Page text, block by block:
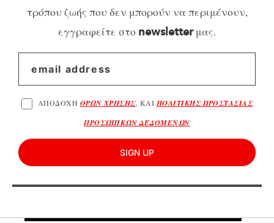
τρόπου ζωής που δεν μπορούν να περιμένουν,
εγγραφείτε στο newsletterμας.
ΑΠΟΔΟΧΗ ΟΡΩΝ ΧΡΗΣΗΣ, ΚΑΙ ΠΟΛΙΤΙΚΗΣ ΠΡΟΣΤΑΣΙΑΣ
ΠΡΟΣΩΠΙΚΩΝ ΔΕΔΟΜΕΝΩΝ
SIGN UP